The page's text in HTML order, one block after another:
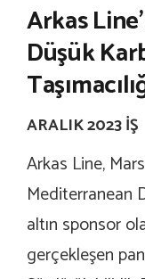
Arkas
Düşük
ARALIK 2023 İŞ
Arkas Line,
Mediterranean
altın sponsor
gerçekleşen